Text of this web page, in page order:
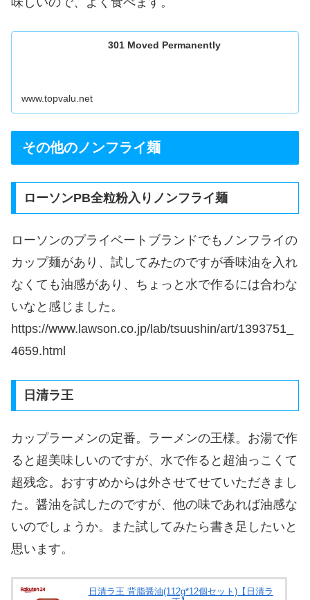
301 Moved Permanently
www.topvalu.net
その他のノンフライ麺
ローソンPB全粒粉入りノンフライ麺
ローソンのプライベートブランドでもノンフライの
カップ麺があり、試してみたのですが香味油を入れ
なくても油感があり、ちょっと水で作るには合わな
いなと感じました。
https://www.lawson.co.jp/lab/tsuushin/art/1393751_
4659.html
日清ラ王
カップラーメンの定番。ラーメンの王様。お湯で作
ると超美味しいのですが、水で作ると超油っこくて
超残念。おすすめからは外させてせていただきまし
た。醤油を試したのですが、他の味であれば油感な
いのでしょうか。また試してみたら書き足したいと
思います。
日清ラ王 背脂醤油(112g*12個セット)【日清ラ